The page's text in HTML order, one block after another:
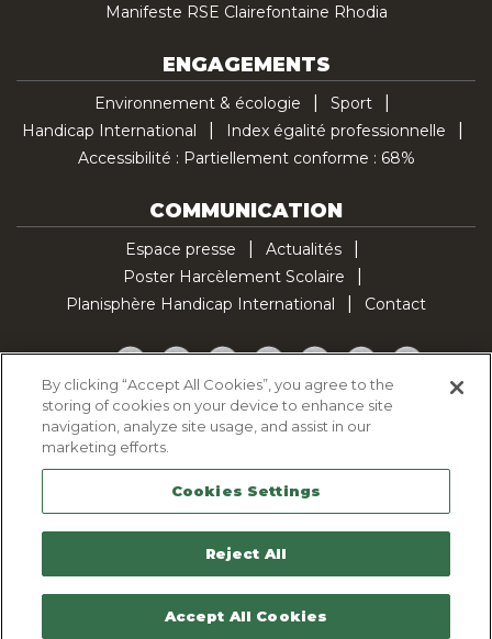
Manifeste RSE Clairefontaine Rhodia
ENGAGEMENTS
Environnement & écologie
Sport
Handicap International
Index égalité professionnelle
Accessibilité : Partiellement conforme : 68%
COMMUNICATION
Espace presse
Actualités
Poster Harcèlement Scolaire
Planisphère Handicap International
Contact
Facebook
TwitterYouTubePinterestInstagramLinkedInTikTok
Politique d'utilisation des cookies
Politique de confidentialité
Mentions légales
Plan du site
Contactez-nous
By clicking “Accept All Cookies”, you agree to the
storing of cookies on your device to enhance site
navigation, analyze site usage, and assist in our
marketing efforts.
Cookies Settings
Reject All
Accept All Cookies